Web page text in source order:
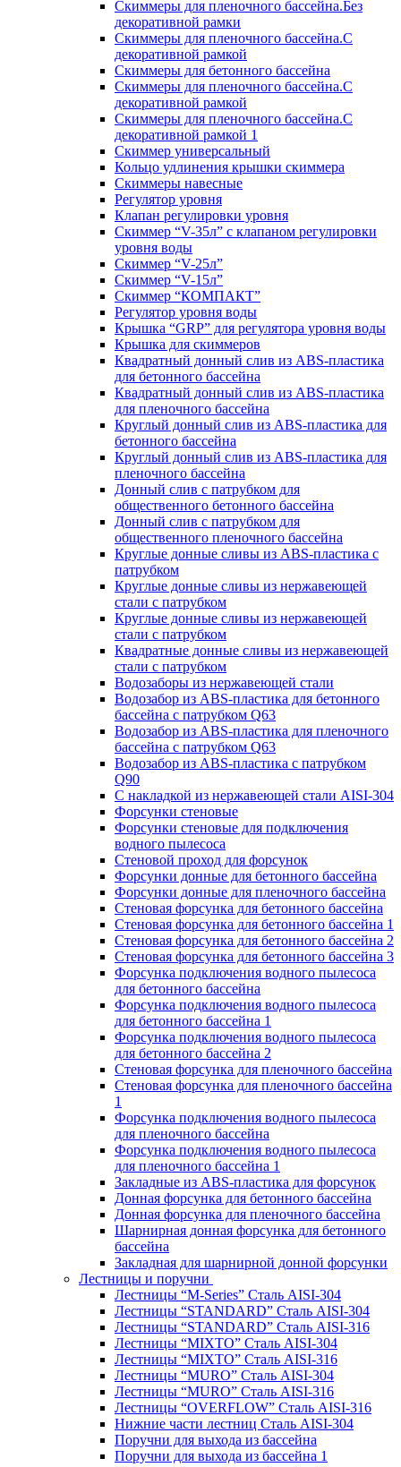
Скиммеры для пленочного бассейна.Без
декоративной рамки
Скиммеры для пленочного бассейна.С
декоративной рамкой
Скиммеры для бетонного бассейна
Скиммеры для пленочного бассейна.С
декоративной рамкой
Скиммеры для пленочного бассейна.С
декоративной рамкой 1
Скиммер универсальный
Кольцо удлинения крышки скиммера
Скиммеры навесные
Регулятор уровня
Клапан регулировки уровня
Скиммер “V-35л” с клапаном регулировки
уровня воды
Скиммер “V-25л”
Скиммер “V-15л”
Скиммер “КОМПАКТ”
Регулятор уровня воды
Крышка “GRP” для регулятора уровня воды
Крышка для скиммеров
Квадратный донный слив из ABS-пластика
для бетонного бассейна
Квадратный донный слив из ABS-пластика
для пленочного бассейна
Круглый донный слив из ABS-пластика для
бетонного бассейна
Круглый донный слив из ABS-пластика для
пленочного бассейна
Донный слив с патрубком для
общественного бетонного бассейна
Донный слив с патрубком для
общественного пленочного бассейна
Круглые донные сливы из ABS-пластика с
патрубком
Круглые донные сливы из нержавеющей
стали с патрубком
Круглые донные сливы из нержавеющей
стали с патрубком
Квадратные донные сливы из нержавеющей
стали с патрубком
Водозаборы из нержавеющей стали
Водозабор из ABS-пластика для бетонного
бассейна с патрубком Q63
Водозабор из ABS-пластика для пленочного
бассейна с патрубком Q63
Водозабор из ABS-пластика с патрубком
Q90
С накладкой из нержавеющей стали AISI-304
Форсунки стеновые
Форсунки стеновые для подключения
водного пылесоса
Стеновой проход для форсунок
Форсунки донные для бетонного бассейна
Форсунки донные для пленочного бассейна
Стеновая форсунка для бетонного бассейна
Стеновая форсунка для бетонного бассейна 1
Стеновая форсунка для бетонного бассейна 2
Стеновая форсунка для бетонного бассейна 3
Форсунка подключения водного пылесоса
для бетонного бассейна
Форсунка подключения водного пылесоса
для бетонного бассейна 1
Форсунка подключения водного пылесоса
для бетонного бассейна 2
Стеновая форсунка для пленочного бассейна
Стеновая форсунка для пленочного бассейна
1
Форсунка подключения водного пылесоса
для пленочного бассейна
Форсунка подключения водного пылесоса
для пленочного бассейна 1
Закладные из ABS-пластика для форсунок
Донная форсунка для бетонного бассейна
Донная форсунка для пленочного бассейна
Шарнирная донная форсунка для бетонного
бассейна
Закладная для шарнирной донной форсунки
Лестницы и поручни
Лестницы “M-Series” Сталь AISI-304
Лестницы “STANDARD” Сталь AISI-304
Лестницы “STANDARD” Сталь AISI-316
Лестницы “MIXTO” Сталь AISI-304
Лестницы “MIXTO” Сталь AISI-316
Лестницы “MURO” Сталь AISI-304
Лестницы “MURO” Сталь AISI-316
Лестницы “OVERFLOW” Сталь AISI-316
Нижние части лестниц Сталь AISI-304
Поручни для выхода из бассейна
Поручни для выхода из бассейна 1